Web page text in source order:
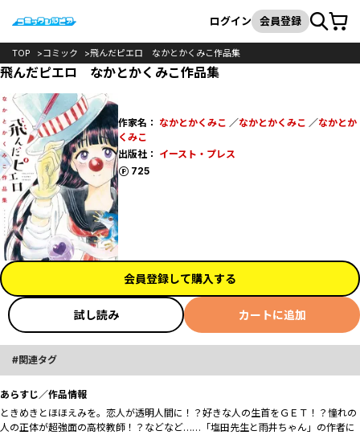
検索
ログイン 会員登録カート
TOP コミック 飛んだピエロ なかとかくみこ作品集
飛んだピエロ なかとかくみこ作品集
作家名： なかとかくみこ ／なかとかくみこ ／なかとか
くみこ
出版社： イースト・プレス
725
ポイント
会員登録して購入する
試し読み カートに追加
関連タグ
あらすじ／作品情報
ときめきとほほえみを。恋人が透明人間に！？好きな人の生首をＧＥＴ！？憧れの
人の正体が超強面の高校教師！？などなど……「塩田先生と雨井ちゃん」の作者に